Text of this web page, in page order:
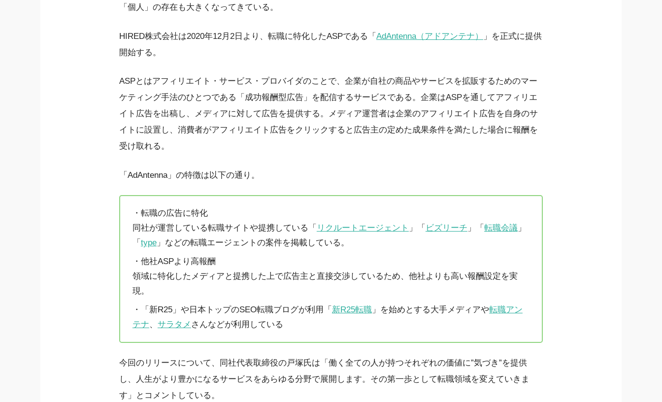
「個人」の存在も大きくなってきている。
HIRED株式会社は2020年12月2日より、転職に特化したASPである「 AdAntenna（アドアンテナ）
」を正式に提供
開始する。
ASPとはアフィリエイト・サービス・プロバイダのことで、企業が自社の商品やサービスを拡販するためのマー
ケティング手法のひとつである「成功報酬型広告」を配信するサービスである。企業はASPを通してアフィリエ
イト広告を出稿し、メディアに対して広告を提供する。メディア運営者は企業のアフィリエイト広告を自身のサ
イトに設置し、消費者がアフィリエイト広告をクリックすると広告主の定めた成果条件を満たした場合に報酬を
受け取れる。
「AdAntenna」の特徴は以下の通り。
・転職の広告に特化
同社が運営している転職サイトや提携している「 リクルートエージェント 」「 ビズリーチ 」「 転職会議 」
「 type」などの転職エージェントの案件を掲載している。
・他社ASPより高報酬
領域に特化したメディアと提携した上で広告主と直接交渉しているため、他社よりも高い報酬設定を実
現。
・「新R25」や日本トップのSEO転職ブログが利用「 新R25転職」を始めとする大手メディアや転職アン
テナ、 サラタメ さんなどが利用している
今回のリリースについて、同社代表取締役の戸塚氏は「働く全ての人が持つそれぞれの価値に”気づき”を提供
し、人生がより豊かになるサービスをあらゆる分野で展開します。その第一歩として転職領域を変えていきま
す」とコメントしている。